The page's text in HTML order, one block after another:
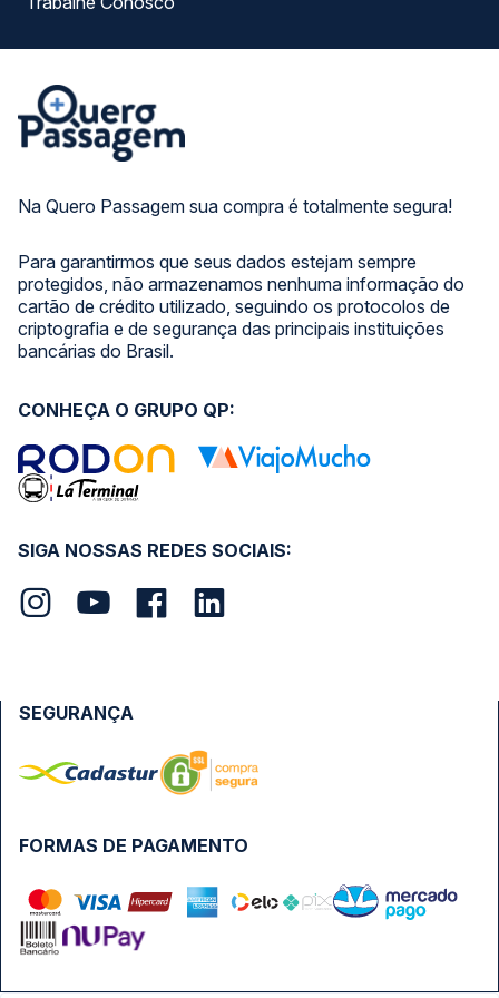
Na Quero Passagem sua compra é totalmente segura!
Para garantirmos que seus dados estejam sempre
protegidos, não armazenamos nenhuma informação do
cartão de crédito utilizado, seguindo os protocolos de
criptografia e de segurança das principais instituições
bancárias do Brasil.
SIGA NOSSAS REDES SOCIAIS:
CONHEÇA O GRUPO QP:
FORMAS DE PAGAMENTO
SEGURANÇA